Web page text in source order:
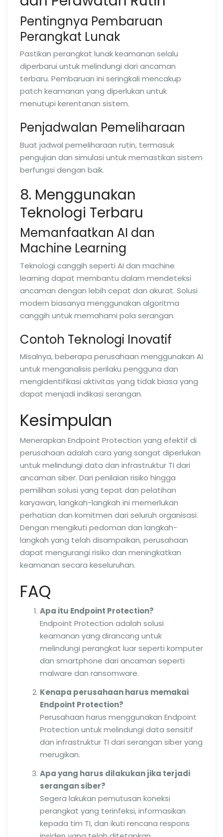
Pentingnya Pembaruan
Perangkat Lunak
Pastikan perangkat lunak keamanan selalu
diperbarui untuk melindungi dari ancaman
terbaru. Pembaruan ini seringkali mencakup
patch keamanan yang diperlukan untuk
menutupi kerentanan sistem.
Penjadwalan Pemeliharaan
Buat jadwal pemeliharaan rutin, termasuk
pengujian dan simulasi untuk memastikan sistem
berfungsi dengan baik.
8. Menggunakan
Teknologi Terbaru
Memanfaatkan AI dan
Machine Learning
Teknologi canggih seperti AI dan machine
learning dapat membantu dalam mendeteksi
ancaman dengan lebih cepat dan akurat. Solusi
modern biasanya menggunakan algoritma
canggih untuk memahami pola serangan.
Contoh Teknologi Inovatif
Misalnya, beberapa perusahaan menggunakan AI
untuk menganalisis perilaku pengguna dan
mengidentifikasi aktivitas yang tidak biasa yang
dapat menjadi indikasi serangan.
Kesimpulan
Menerapkan Endpoint Protection yang efektif di
perusahaan adalah cara yang sangat diperlukan
untuk melindungi data dan infrastruktur TI dari
ancaman siber. Dari penilaian risiko hingga
pemilihan solusi yang tepat dan pelatihan
karyawan, langkah-langkah ini memerlukan
perhatian dan komitmen dari seluruh organisasi.
Dengan mengikuti pedoman dan langkah-
langkah yang telah disampaikan, perusahaan
dapat mengurangi risiko dan meningkatkan
keamanan secara keseluruhan.
FAQ
Apa itu Endpoint Protection?
Endpoint Protection adalah solusi
keamanan yang dirancang untuk
melindungi perangkat luar seperti komputer
dan smartphone dari ancaman seperti
malware dan ransomware.
Kenapa perusahaan harus memakai
Endpoint Protection?
Perusahaan harus menggunakan Endpoint
Protection untuk melindungi data sensitif
dan infrastruktur TI dari serangan siber yang
merugikan.
Apa yang harus dilakukan jika terjadi
serangan siber?
Segera lakukan pemutusan koneksi
perangkat yang terinfeksi, informasikan
kepada tim TI, dan ikuti rencana respons